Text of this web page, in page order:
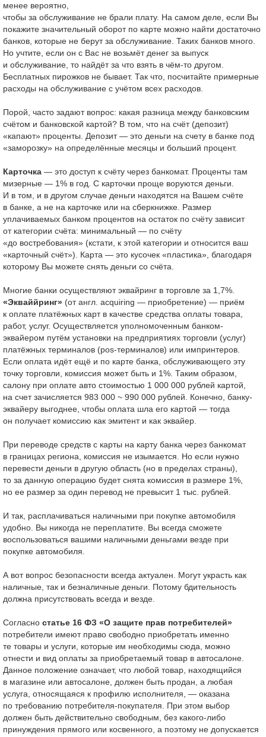
менее вероятно,
чтобы за обслуживание не брали плату. На самом деле, если Вы
покажите значительный оборот по карте можно найти достаточно
банков, которые не берут за обслуживание. Таких банков много.
Но учтите, если он с Вас не возьмёт денег за выпуск
и обслуживание, то найдёт за что взять в чём-то другом.
Бесплатных пирожков не бывает. Так что, посчитайте примерные
расходы на обслуживание с учётом всех расходов.
Порой, часто задают вопрос: какая разница между банковским
счётом и банковской картой? В том, что на счёт (депозит)
«капают» проценты. Депозит — это деньги на счету в банке под
«заморозку» на определённые месяцы и больший процент.
Карточка — это доступ к счёту через банкомат. Проценты там
мизерные — 1% в год. С карточки проще воруются деньги.
И в том, и в другом случае деньги находятся на Вашем счёте
в банке, а не на карточке или на сберкнижке. Размер
уплачиваемых банком процентов на остаток по счёту зависит
от категории счёта: минимальный — по счёту
«до востребования» (кстати, к этой категории и относится ваш
«карточный счёт»). Карта — это кусочек «пластика», благодаря
которому Вы можете снять деньги со счёта.
Многие банки осуществляют эквайринг в торговле за 1,7%.
«Экваййринг» (от англ. acquiring — приобретение) — приём
к оплате платёжных карт в качестве средства оплаты товара,
работ, услуг. Осуществляется уполномоченным банком-
эквайером путём установки на предприятиях торговли (услуг)
платёжных терминалов (pos-терминалов) или импринтеров.
Если оплата идёт ещё и по карте банка, обслуживающего эту
точку торговли, комиссия может быть и 1%. Таким образом,
салону при оплате авто стоимостью 1 000 000 рублей картой,
на счет зачисляется 983 000 ~ 990 000 рублей. Конечно, банку-
эквайеру выгоднее, чтобы оплата шла его картой — тогда
он получает комиссию как эмитент и как эквайер.
При переводе средств с карты на карту банка через банкомат
в границах региона, комиссия не изымается. Но если нужно
перевести деньги в другую область (но в пределах страны),
то за данную операцию будет снята комиссия в размере 1%,
но ее размер за один перевод не превысит 1 тыс. рублей.
И так, расплачиваться наличными при покупке автомобиля
удобно. Вы никогда не переплатите. Вы всегда сможете
воспользоваться вашими наличными деньгами везде при
покупке автомобиля.
А вот вопрос безопасности всегда актуален. Могут украсть как
наличные, так и безналичные деньги. Потому бдительность
должна присутствовать всегда и везде.
Согласно статье 16 ФЗ «О защите прав потребителей»
потребители имеют право свободно приобретать именно
те товары и услуги, которые им необходимы сюда, можно
отнести и вид оплаты за приобретаемый товар в автосалоне.
Данное положение означает, что любой товар, находящийся
в магазине или автосалоне, должен быть продан, а любая
услуга, относящаяся к профилю исполнителя, — оказана
по требованию потребителя-покупателя. При этом выбор
должен быть действительно свободным, без какого-либо
принуждения прямого или косвенного, а поэтому не допускается